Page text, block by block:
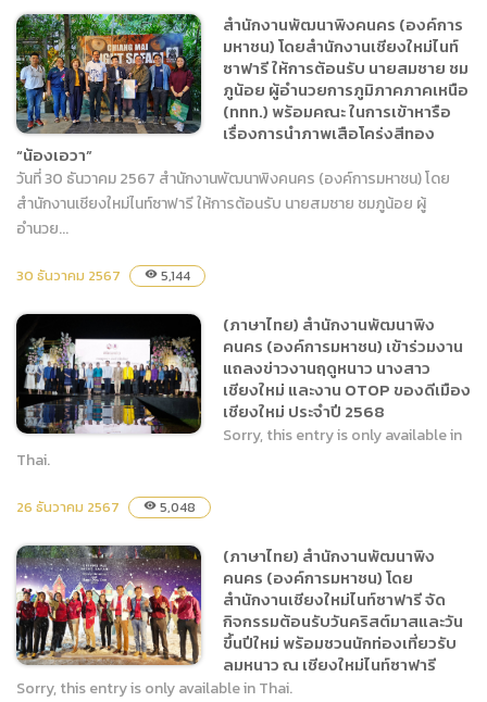
สาวสรัลรัศมิ์ ธัญญวัฒโนทัย
ผู้อำนวยการฝ่ายการตลาด
พร้อมด้วยนายธีวินท์ เทเพ
นทร์ ผู้อำนวยการฝ่าย
ประชาสัมพันธ์และเทคโนโลยี
สารสนเทศ เข้าร่วมพิธีเปิด
งานฤดูหนาว
สำนักงานพัฒนาพิงคนคร
(องค์การมหาชน) โดย
สำนักงานเชียงใหม่ไนท์ซาฟารี
ให้การต้อนรับ นายสมชาย ชม
ภูน้อย ผู้อำนวยการภูมิภาค
ภาคเหนือ (ททท.) พร้อมคณะ
ในการเข้าหารือเรื่องการนำ
ภาพเสือโคร่งสีทอง “น้องเอ
วา”
สำนักงานพัฒนาพิงคนคร (องค์การ
มหาชน) โดยสำนักงานเชียงใหม่ไนท์
ซาฟารี ให้การต้อนรับ นายสมชาย ชม
ภูน้อย ผู้อำนวยการภูมิภาคภาคเหนือ
(ททท.) พร้อมคณะ ในการเข้าหารือ
เรื่องการนำภาพเสือโคร่งสีทอง
“น้องเอวา”
วันที่ 30 ธันวาคม 2567 สำนักงานพัฒนาพิงคนคร (องค์การมหาชน) โดย
สำนักงานเชียงใหม่ไนท์ซาฟารี ให้การต้อนรับ นายสมชาย ชมภูน้อย ผู้
อำนวย...
30 ธันวาคม 2567 visibility 5,144
(ภาษาไทย) สำนักงานพัฒนา
เข้าร่วมงานแถลงข่าวงานฤดู
หนาว นางสาวเชียงใหม่ และ
งาน OTOP ของดีเมือง
เชียงใหม่ ประจำปี 2568
(ภาษาไทย) สำนักงานพัฒนาพิง
คนคร (องค์การมหาชน) เข้าร่วมงาน
แถลงข่าวงานฤดูหนาว นางสาว
เชียงใหม่ และงาน OTOP ของดีเมือง
เชียงใหม่ ประจำปี 2568
Sorry, this entry is only available in
Thai.
26 ธันวาคม 2567 visibility 5,048
(ภาษาไทย) สำนักงานพัฒนาพิง
คนคร (องค์การมหาชน) โดย
สำนักงานเชียงใหม่ไนท์ซาฟารี จัด
กิจกรรมต้อนรับวันคริสต์มาสและวัน
ขึ้นปีใหม่ พร้อมชวนนักท่องเที่ยวรับ
ลมหนาว ณ เชียงใหม่ไนท์ซาฟารี
Sorry, this entry is only available in Thai.